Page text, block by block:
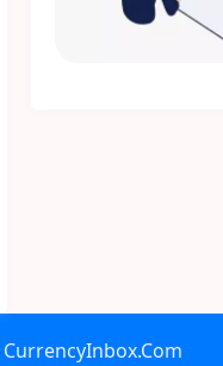
CurrencyInbox.Com